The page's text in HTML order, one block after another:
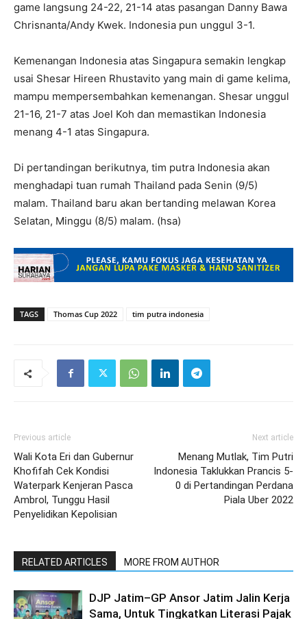
game langsung 24-22, 21-14 atas pasangan Danny Bawa
Chrisnanta/Andy Kwek. Indonesia pun unggul 3-1.
Kemenangan Indonesia atas Singapura semakin lengkap
usai Shesar Hireen Rhustavito yang main di game kelima,
mampu mempersembahkan kemenangan. Shesar unggul
21-16, 21-7 atas Joel Koh dan memastikan Indonesia
menang 4-1 atas Singapura.
Di pertandingan berikutnya, tim putra Indonesia akan
menghadapi tuan rumah Thailand pada Senin (9/5)
malam. Thailand baru akan bertanding melawan Korea
Selatan, Minggu (8/5) malam. (hsa)
TAGS Thomas Cup 2022 tim putra indonesia
Previous article
Wali Kota Eri dan Gubernur
Khofifah Cek Kondisi
Waterpark Kenjeran Pasca
Ambrol, Tunggu Hasil
Penyelidikan Kepolisian
Next article
Menang Mutlak, Tim Putri
Indonesia Taklukkan Prancis 5-
0 di Pertandingan Perdana
Piala Uber 2022
RELATED ARTICLES MORE FROM AUTHOR
DJP Jatim–GP Ansor Jatim Jalin Kerja
Sama, Untuk Tingkatkan Literasi Pajak